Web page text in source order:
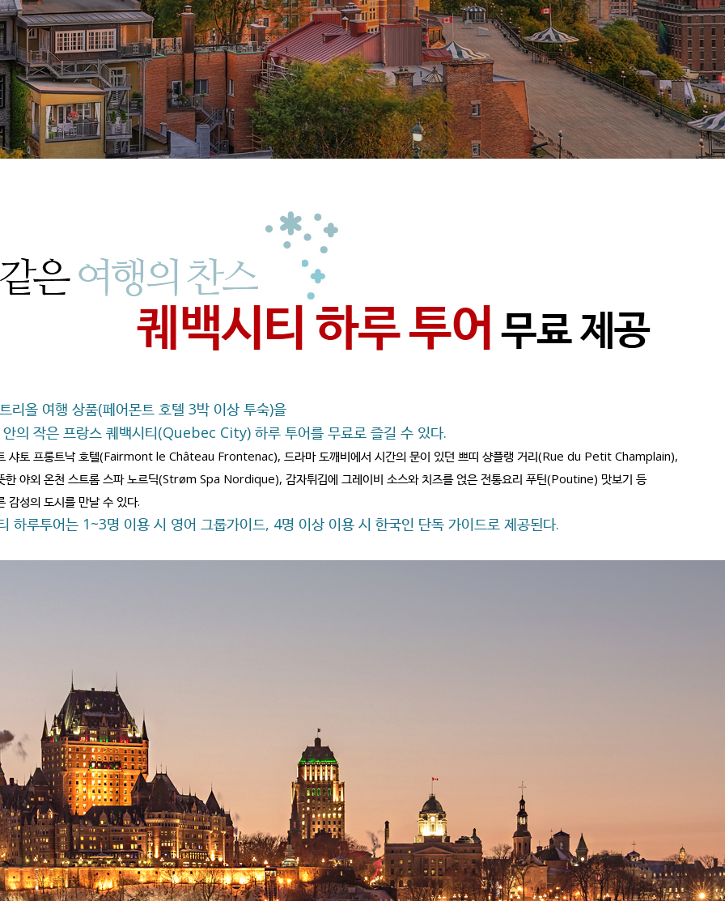
리올 여행 상품(페어몬트 호텔 3박 이상 투숙)을
의 작은 프랑스 퀘백시티(Quebec City) 하루 투어를 무료로 즐길 수 있다.
샤토 프롱트낙 호텔(Fairmont le Château Frontenac), 드라마 도깨비에서 시간의 문이 있던 쁘띠 샹플랭 거리(Rue du Petit Champlain),
한 야외 온천 스트롬 스파 노르딕(Strøm Spa Nordique), 감자튀김에 그레이비 소스와 치즈를 얹은 전통요리 푸틴(Poutine) 맛보기 등
감성의 도시를 만날 수 있다.
하루투어는 1~3명 이용 시 영어 그룹가이드, 4명 이상 이용 시 한국인 단독 가이드로 제공된다.